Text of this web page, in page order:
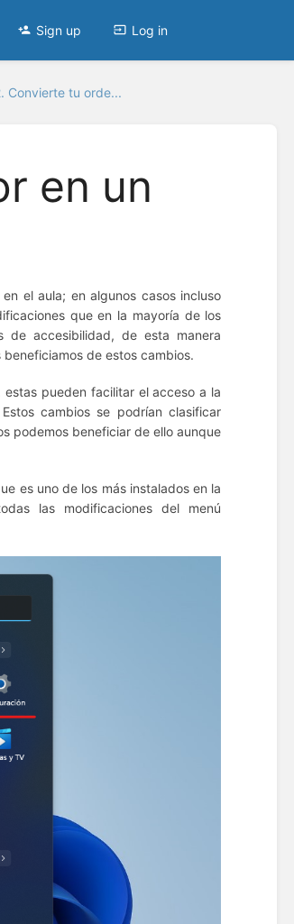
Sign up Log in
Convierte tu orde...
en un
el aula; en algunos casos incluso
que en la mayoría de los
de accesibilidad, de esta manera
de estos cambios.
estas pueden facilitar el acceso a la
Estos cambios se podrían clasificar
podemos beneficiar de ello aunque
es uno de los más instalados en la
las modificaciones del menú